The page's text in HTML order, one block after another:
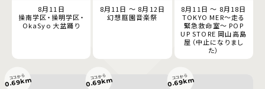
8月11日
操南学区・操明学区・
OkaSyo 大盆踊り
8月11日 ～ 8月12日
幻想庭園音楽祭
8月11日 ～ 8月18日
TOKYO MER～走る
緊急救命室～ POP
UP STORE 岡山高島
屋（中止になりまし
た）
ココから
0.69km ココから
0.69km ココから
0.69km